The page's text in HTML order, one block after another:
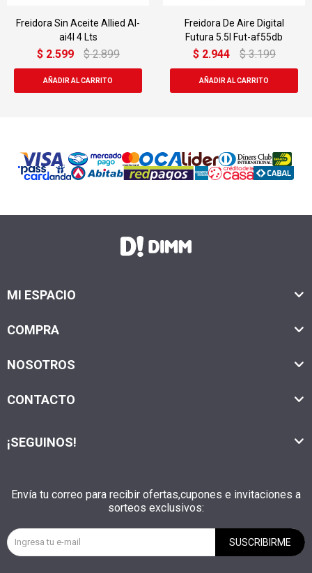
Freidora Sin Aceite Allied Al-
ai4l 4 Lts
$ 2.599 $ 2.899
Freidora De Aire Digital
Futura 5.5l Fut-af55db
$ 2.944 $ 3.199
MI ESPACIO
COMPRA
NOSOTROS
CONTACTO
Envía tu correo para recibir ofertas,cupones e invitaciones a
sorteos exclusivos:
SUSCRIBIRME
¡SEGUINOS!